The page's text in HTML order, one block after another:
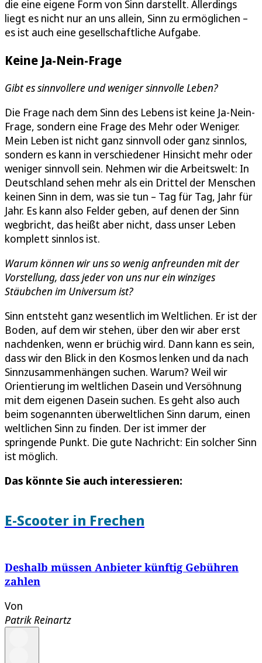
die eine eigene Form von Sinn darstellt. Allerdings
liegt es nicht nur an uns allein, Sinn zu ermöglichen –
es ist auch eine gesellschaftliche Aufgabe.
Keine Ja-Nein-Frage
Gibt es sinnvollere und weniger sinnvolle Leben?
Die Frage nach dem Sinn des Lebens ist keine Ja-Nein-
Frage, sondern eine Frage des Mehr oder Weniger.
Mein Leben ist nicht ganz sinnvoll oder ganz sinnlos,
sondern es kann in verschiedener Hinsicht mehr oder
weniger sinnvoll sein. Nehmen wir die Arbeitswelt: In
Deutschland sehen mehr als ein Drittel der Menschen
keinen Sinn in dem, was sie tun – Tag für Tag, Jahr für
Jahr. Es kann also Felder geben, auf denen der Sinn
wegbricht, das heißt aber nicht, dass unser Leben
komplett sinnlos ist.
Warum können wir uns so wenig anfreunden mit der
Vorstellung, dass jeder von uns nur ein winziges
Stäubchen im Universum ist?
Sinn entsteht ganz wesentlich im Weltlichen. Er ist der
Boden, auf dem wir stehen, über den wir aber erst
nachdenken, wenn er brüchig wird. Dann kann es sein,
dass wir den Blick in den Kosmos lenken und da nach
Sinnzusammenhängen suchen. Warum? Weil wir
Orientierung im weltlichen Dasein und Versöhnung
mit dem eigenen Dasein suchen. Es geht also auch
beim sogenannten überweltlichen Sinn darum, einen
weltlichen Sinn zu finden. Der ist immer der
springende Punkt. Die gute Nachricht: Ein solcher Sinn
ist möglich.
Das könnte Sie auch interessieren:
E-Scooter in Frechen
Deshalb müssen Anbieter künftig Gebühren
zahlen
Von
Patrik Reinartz